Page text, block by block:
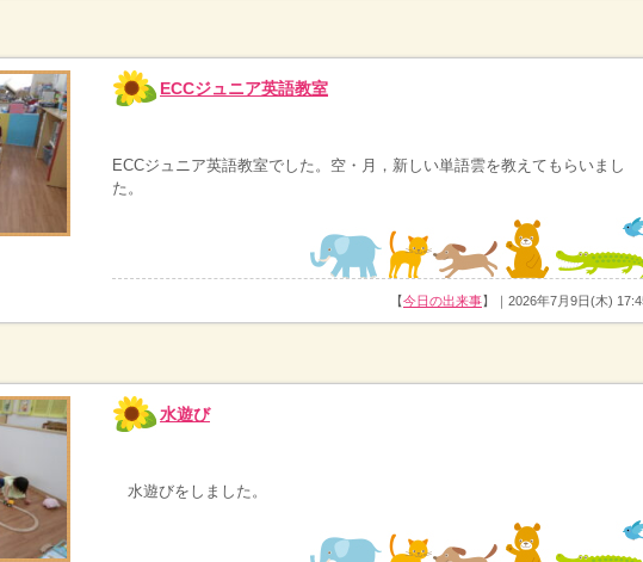
ECCジュニア英語教室
ECCジュニア英語教室でした。空・月，新しい単語雲を教えてもらいまし
た。
【今日の出来事】｜2026年7月9日(木)
水遊び
水遊びをしました。